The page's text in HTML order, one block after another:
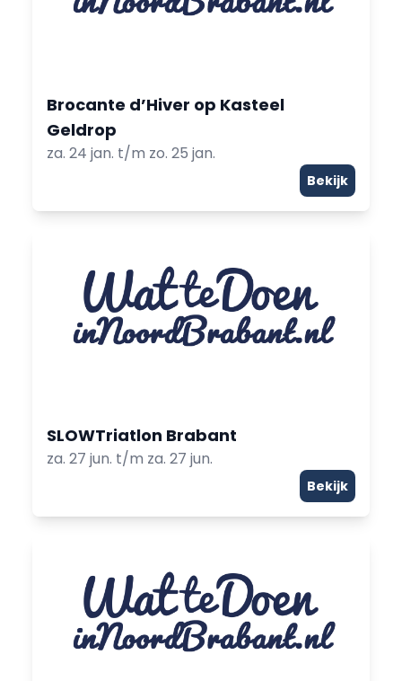
Brocante d’Hiver op Kasteel
Geldrop
za. 24 jan. t/m zo. 25 jan.
Bekijk
SLOWTriatlon Brabant
za. 27 jun. t/m za. 27 jun.
Bekijk